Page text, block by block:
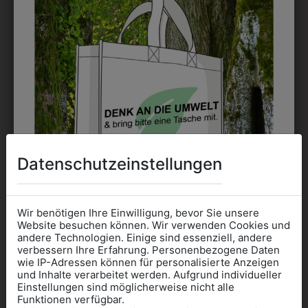
EMBLEM
Kann gestickt oder bedruckt werden. Sehr vielseitig
einsetzbar und beim Sticken wieder ab 1 Stück
möglich.
DRUCK
kostet jede Farbe extra und ist erst ab 12 Stück
möglich. Waschbar bis zu 60°C.
DAS KÖNNTE IHNEN
Datenschutzeinstellungen
Wir benötigen Ihre Einwilligung, bevor Sie unsere
Website besuchen können. Wir verwenden Cookies und
andere Technologien. Einige sind essenziell, andere
verbessern Ihre Erfahrung. Personenbezogene Daten
wie IP-Adressen können für personalisierte Anzeigen
und Inhalte verarbeitet werden. Aufgrund individueller
Einstellungen sind möglicherweise nicht alle
Funktionen verfügbar.
Informationen wenn Sie
Kleidung